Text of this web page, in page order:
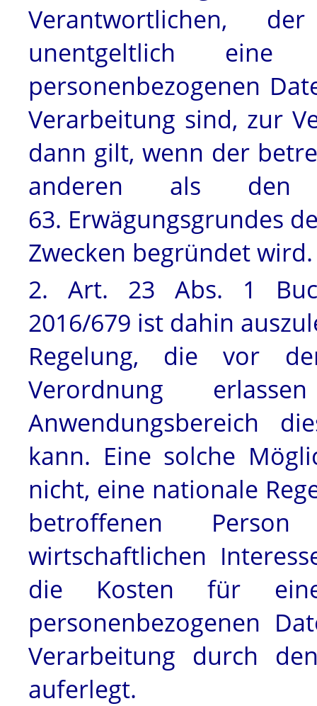
Verantwortlichen,
unentgeltlich
personenbezogenen
Verarbeitung sind, zur
dann gilt, wenn der
anderen als
63. Erwägungsgrundes
Zwecken begründet wird.
2. Art. 23 Abs. 1
2016/679 ist dahin
Regelung, die vor
Verordnung
Anwendungsbereich
kann. Eine solche
nicht, eine nationale
betroffenen
wirtschaftlichen
die Kosten für
personenbezogenen
Verarbeitung durch
auferlegt.